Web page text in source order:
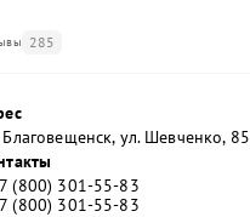
285
Благовещенск, ул. Шевченко, 85
(800) 301-55-83
(800) 301-55-83